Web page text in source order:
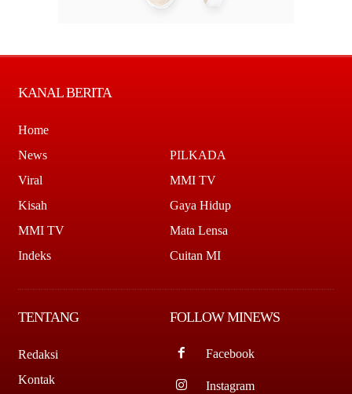
KANAL BERITA
Home
News
Viral
Kisah
MMI TV
Indeks
PILKADA
MMI TV
Gaya Hidup
Mata Lensa
Cuitan MI
TENTANG
Redaksi
Kontak
FOLLOW MINEWS
Facebook
Instagram